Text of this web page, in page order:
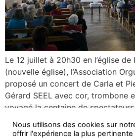
Le 12 juillet à 20h30 en l’église
(nouvelle église), l’Association
proposé un concert de Carla et
Gérard SEEL avec cor, trombone
voyagé la centaine de
Europe, du XVIème au début du
musique joyeuse. Des […]
Nous utilisons des cookies sur
offrir l'expérience la plus